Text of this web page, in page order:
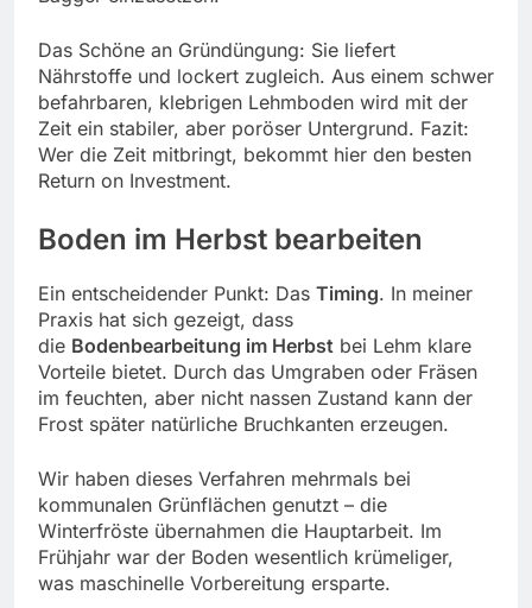
Das Schöne an Gründüngung: Sie liefert
Nährstoffe und lockert zugleich. Aus einem schwer
befahrbaren, klebrigen Lehmboden wird mit der
Zeit ein stabiler, aber poröser Untergrund. Fazit:
Wer die Zeit mitbringt, bekommt hier den besten
Return on Investment.
Boden im Herbst bearbeiten
Ein entscheidender Punkt: Das Timing. In meiner
Praxis hat sich gezeigt, dass
die Bodenbearbeitung im Herbst bei Lehm klare
Vorteile bietet. Durch das Umgraben oder Fräsen
im feuchten, aber nicht nassen Zustand kann der
Frost später natürliche Bruchkanten erzeugen.
Wir haben dieses Verfahren mehrmals bei
kommunalen Grünflächen genutzt – die
Winterfröste übernahmen die Hauptarbeit. Im
Frühjahr war der Boden wesentlich krümeliger,
was maschinelle Vorbereitung ersparte.